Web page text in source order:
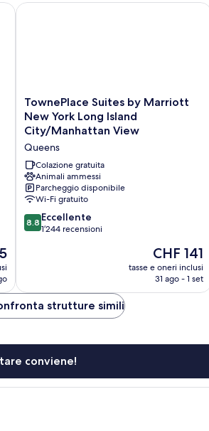
TownePlace
Suites
by
Marriott
New
York
Long
Island
City/Manhattan
View
Queens
TownePlace Suites by Marriott
New York Long Island
City/Manhattan View
Queens
Colazione gratuita
Animali ammessi
Parcheggio disponibile
Wi-Fi gratuito
8.8
su
8.8 Eccellente
1’244 recensioni
Il
prezzo
attuale
CHF 141
tasse e oneri inclusi
31 ago - 1 set
TownePlace Suites by Marriott New
strutture simili
conviene!